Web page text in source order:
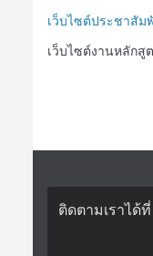
เว็บไซต์ประชาสัม
เว็บไซต์งานหลักสู
ติดตามเราได้ที่